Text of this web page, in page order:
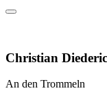
Christian
An den Trommeln